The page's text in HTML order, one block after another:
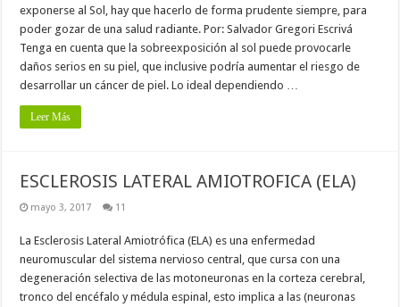
exponerse al Sol, hay que hacerlo de forma prudente siempre, para
poder gozar de una salud radiante. Por: Salvador Gregori Escrivá
Tenga en cuenta que la sobreexposición al sol puede provocarle
daños serios en su piel, que inclusive podría aumentar el riesgo de
desarrollar un cáncer de piel. Lo ideal dependiendo …
Leer Más
ESCLEROSIS LATERAL AMIOTROFICA (ELA)
mayo 3, 2017 11
La Esclerosis Lateral Amiotrófica (ELA) es una enfermedad
neuromuscular del sistema nervioso central, que cursa con una
degeneración selectiva de las motoneuronas en la corteza cerebral,
tronco del encéfalo y médula espinal, esto implica a las (neuronas